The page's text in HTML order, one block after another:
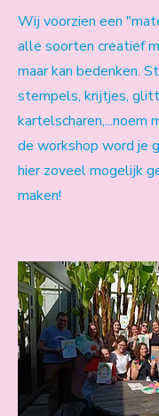
Wij voorzien een
alle soorten creatief
maar kan bedenken.
stempels, krijtjes,
kartelscharen,...noem
de workshop word je
hier zoveel mogelijk
maken!